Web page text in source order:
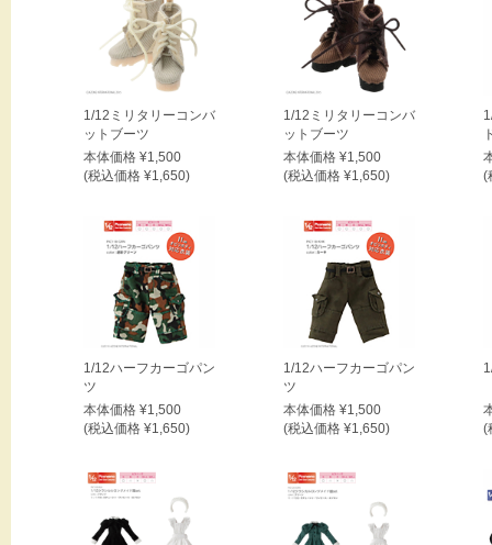
1/12ミリタリーコンバ
ットブーツ
本体価格 ¥1,500
(税込価格 ¥1,650)
1/12ミリタリーコンバ
ットブーツ
本体価格 ¥1,500
(税込価格 ¥1,650)
(
1/12ハーフカーゴパン
ツ
本体価格 ¥1,500
(税込価格 ¥1,650)
1/12ハーフカーゴパン
ツ
本体価格 ¥1,500
(税込価格 ¥1,650)
(